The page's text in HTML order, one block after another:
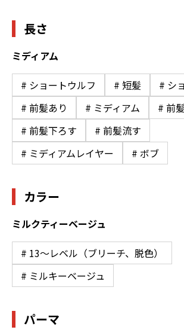
長さ
ミディアム
# ショートウルフ # 短髪
# シ
# 前髪あり
# ミディアム
# 前
# 前髪下ろす
# 前髪流す
# ミディアムレイヤー
# ボブ
カラー
ミルクティーベージュ
# 13〜レベル（ブリーチ、脱色）
# ミルキーベージュ
パーマ